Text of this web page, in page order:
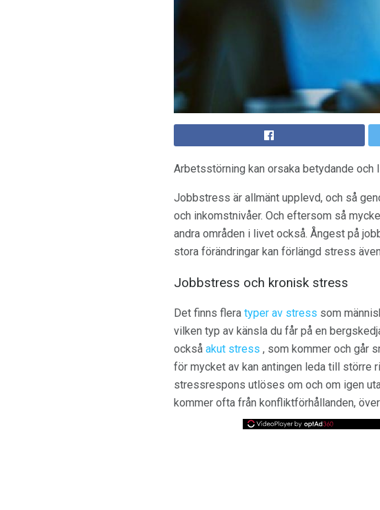
Arbetsstörning kan orsaka betydande och
Jobbstress är allmänt upplevd, och så
och inkomstnivåer. Och eftersom så
andra områden i livet också. Ångest på
stora förändringar kan förlängd stress
Jobbstress och kronisk stress
Det finns flera typer av stress som
vilken typ av känsla du får på en
också akut stress , som kommer och går
för mycket av kan antingen leda till större
stressrespons utlöses om och om igen
kommer ofta från konfliktförhållanden,